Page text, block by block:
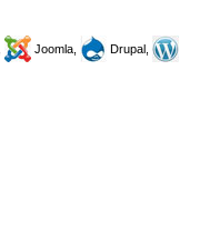
Joomla,
Drupal,